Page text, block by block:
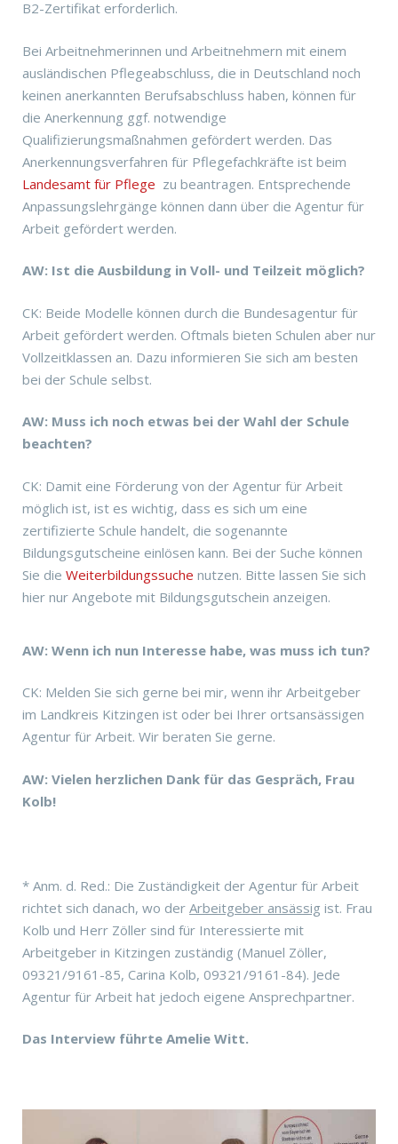
B2-Zertifikat erforderlich.
Bei Arbeitnehmerinnen und Arbeitnehmern mit einem
ausländischen Pflegeabschluss, die in Deutschland noch
keinen anerkannten Berufsabschluss haben, können für
die Anerkennung ggf. notwendige
Qualifizierungsmaßnahmen gefördert werden. Das
Anerkennungsverfahren für Pflegefachkräfte ist beim
Landesamt für Pflege zu beantragen. Entsprechende
Anpassungslehrgänge können dann über die Agentur für
Arbeit gefördert werden.
AW: Ist die Ausbildung in Voll- und Teilzeit möglich?
CK: Beide Modelle können durch die Bundesagentur für
Arbeit gefördert werden. Oftmals bieten Schulen aber nur
Vollzeitklassen an. Dazu informieren Sie sich am besten
bei der Schule selbst.
AW: Muss ich noch etwas bei der Wahl der Schule
beachten?
CK: Damit eine Förderung von der Agentur für Arbeit
möglich ist, ist es wichtig, dass es sich um eine
zertifizierte Schule handelt, die sogenannte
Bildungsgutscheine einlösen kann. Bei der Suche können
Sie die Weiterbildungssuche nutzen. Bitte lassen Sie sich
hier nur Angebote mit Bildungsgutschein anzeigen.
AW: Wenn ich nun Interesse habe, was muss ich tun?
CK: Melden Sie sich gerne bei mir, wenn ihr Arbeitgeber
im Landkreis Kitzingen ist oder bei Ihrer ortsansässigen
Agentur für Arbeit. Wir beraten Sie gerne.
AW: Vielen herzlichen Dank für das Gespräch, Frau
Kolb!
* Anm. d. Red.: Die Zuständigkeit der Agentur für Arbeit
richtet sich danach, wo der Arbeitgeber ansässig ist. Frau
Kolb und Herr Zöller sind für Interessierte mit
Arbeitgeber in Kitzingen zuständig (Manuel Zöller,
09321/9161-85, Carina Kolb, 09321/9161-84). Jede
Agentur für Arbeit hat jedoch eigene Ansprechpartner.
Das Interview führte Amelie Witt.